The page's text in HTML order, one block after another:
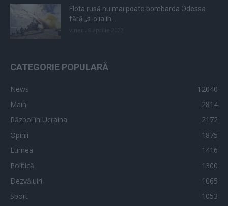
Flota rusă nu mai poate bombarda Odessa
fără „s-o ia în...
CATEGORIE POPULARĂ
News
12040
Main
2814
Război în Ucraina
2172
Opinii
1875
Lumea
1416
Politică
1300
Dezvăluiri
1065
Sport
1053